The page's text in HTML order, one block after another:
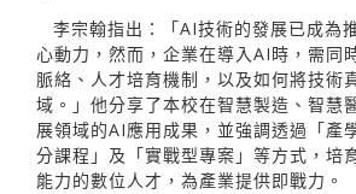
李宗翰指出：「AI技術的發展已成為
心動力，然而，企業在導入AI時，需同
脈絡、人才培育機制，以及如何將技術
域。」他分享了本校在智慧製造、智慧
展領域的AI應用成果，並強調透過「產
分課程」及「實戰型專案」等方式，培
能力的數位人才，為產業提供即戰力。